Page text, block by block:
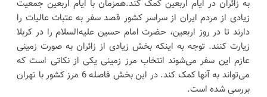
به زائران در ایام اربعین کمک کند.همزمان با ایام اربعین جمعیت
زیادی از مردم ایران از سراسر کشور قصد سفر به عتبات عالیات را
دارند تا در روز اربعین، حضرت امام حسین علیه‌السلام را در کربلا
زیارت کنند. توجه به اینکه بخش زیادی از زائران به صورت زمینی
عازم این سفر می‌شوند انتخاب مرز زمینی یکی از نکاتی است که
می‌تواند به آنها کمک کند. در این بخش فاصله 6 مرز کشور با تهران
بررسی شده است.